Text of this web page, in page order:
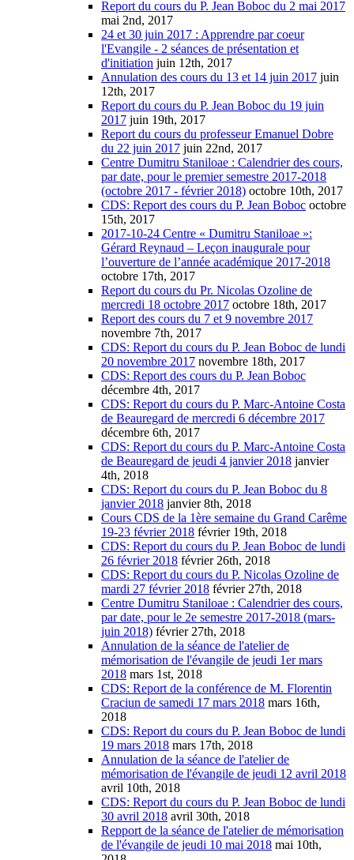
Report du cours du P. Jean Boboc du 2 mai 2017
mai 2nd, 2017
24 et 30 juin 2017 : Apprendre par coeur
l'Evangile - 2 séances de présentation et
d'initiation juin 12th, 2017
Annulation des cours du 13 et 14 juin 2017 juin
12th, 2017
Report du cours du P. Jean Boboc du 19 juin
2017 juin 19th, 2017
Report du cours du professeur Emanuel Dobre
du 22 juin 2017 juin 22nd, 2017
Centre Dumitru Staniloae : Calendrier des cours,
par date, pour le premier semestre 2017-2018
(octobre 2017 - février 2018) octobre 10th, 2017
CDS: Report des cours du P. Jean Boboc octobre
15th, 2017
2017-10-24 Centre « Dumitru Staniloae »:
Gérard Reynaud – Leçon inaugurale pour
l’ouverture de l’année académique 2017-2018
octobre 17th, 2017
Report du cours du Pr. Nicolas Ozoline de
mercredi 18 octobre 2017 octobre 18th, 2017
Report des cours du 7 et 9 novembre 2017
novembre 7th, 2017
CDS: Report du cours du P. Jean Boboc de lundi
20 novembre 2017 novembre 18th, 2017
CDS: Report des cours du P. Jean Boboc
décembre 4th, 2017
CDS: Report du cours du P. Marc-Antoine Costa
de Beauregard de mercredi 6 décembre 2017
décembre 6th, 2017
CDS: Report du cours du P. Marc-Antoine Costa
de Beauregard de jeudi 4 janvier 2018 janvier
4th, 2018
CDS: Report du cours du P. Jean Boboc du 8
janvier 2018 janvier 8th, 2018
Cours CDS de la 1ère semaine du Grand Carême
19-23 février 2018 février 19th, 2018
CDS: Report du cours du P. Jean Boboc de lundi
26 février 2018 février 26th, 2018
CDS: Report du cours du P. Nicolas Ozoline de
mardi 27 février 2018 février 27th, 2018
Centre Dumitru Staniloae : Calendrier des cours,
par date, pour le 2e semestre 2017-2018 (mars-
juin 2018) février 27th, 2018
Annulation de la séance de l'atelier de
mémorisation de l'évangile de jeudi 1er mars
2018 mars 1st, 2018
CDS: Report de la conférence de M. Florentin
Craciun de samedi 17 mars 2018 mars 16th,
2018
CDS: Report du cours du P. Jean Boboc de lundi
19 mars 2018 mars 17th, 2018
Annulation de la séance de l'atelier de
mémorisation de l'évangile de jeudi 12 avril 2018
avril 10th, 2018
CDS: Report du cours du P. Jean Boboc de lundi
30 avril 2018 avril 30th, 2018
Repport de la séance de l'atelier de mémorisation
de l'évangile de jeudi 10 mai 2018 mai 10th,